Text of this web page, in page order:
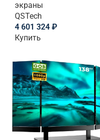
экраны
QSTech
4 601 324 ₽
Купить